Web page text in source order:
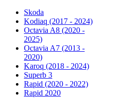
Skoda
Kodiaq (2017 - 2024)
Octavia A8 (2020 -
2025)
Octavia A7 (2013 -
2020)
Karoq (2018 - 2024)
Superb 3
Rapid (2020 - 2022)
Rapid 2020